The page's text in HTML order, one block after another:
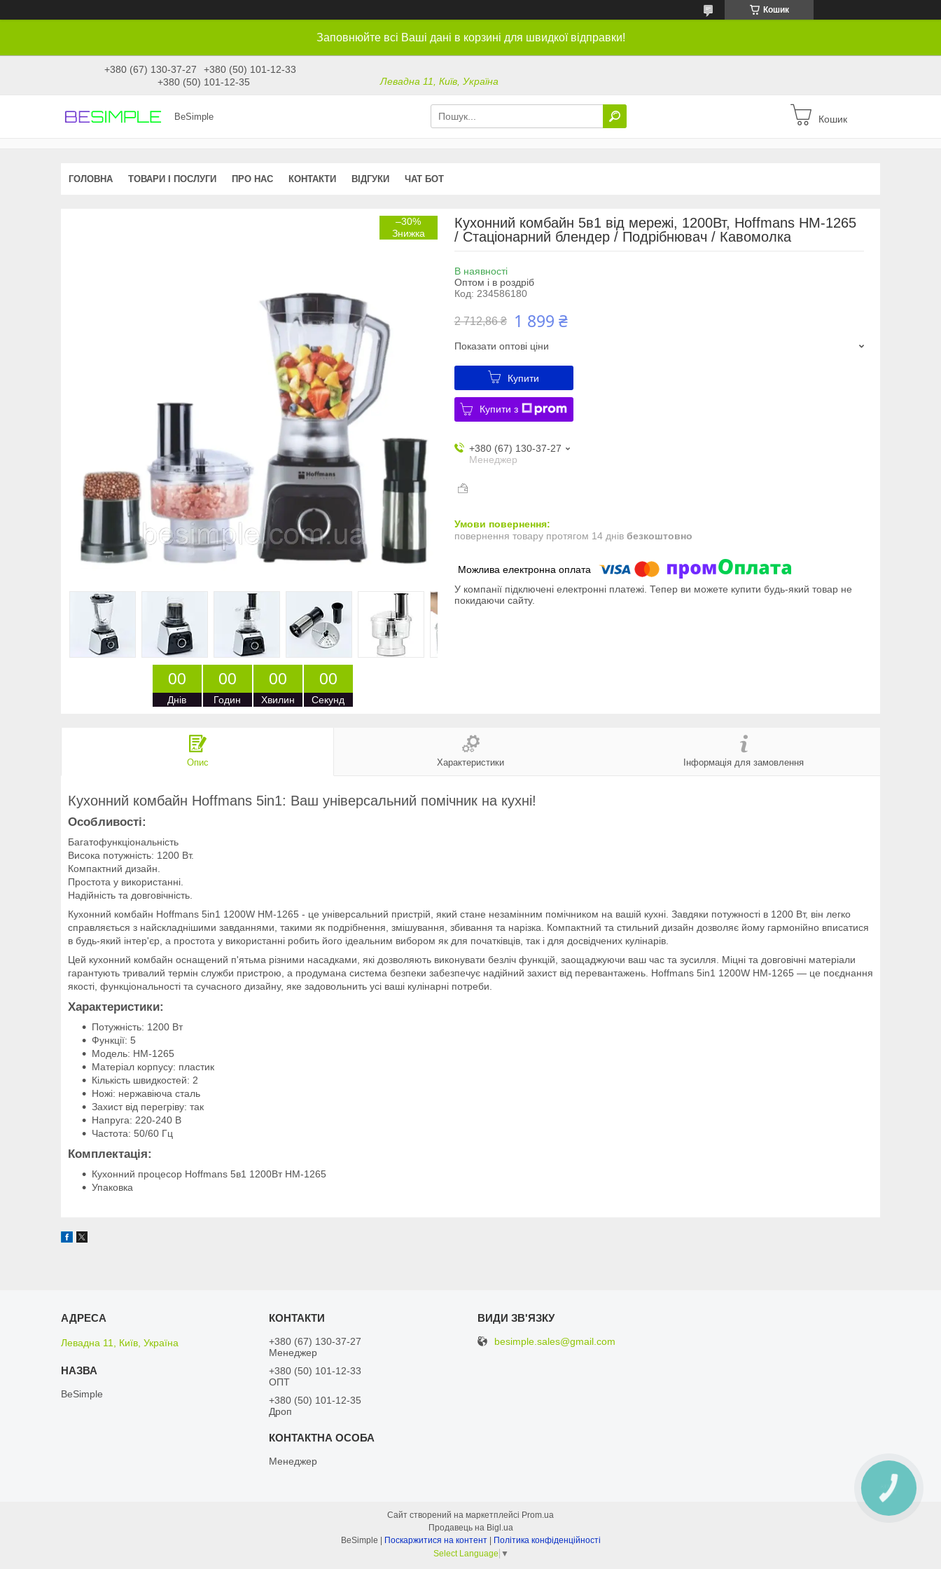
Кошик
Заповнюйте всі Ваші дані в корзині для швидкої відправки!
+380 (67) 130-37-27
+380 (50) 101-12-33
+380 (50) 101-12-35
Левадна 11, Київ, Україна
BeSimple Кошик
ГОЛОВНА ТОВАРИ І ПОСЛУГИ ПРО НАС КОНТАКТИ ВІДГУКИ ЧАТ БОТ
–30%
00
Днів
00
Годин
00
Хвилин
00
Секунд
Кухонний комбайн 5в1 від мережі, 1200Вт, Hoffmans HM-1265
/ Стаціонарний блендер / Подрібнювач / Кавомолка
В наявності
Оптом і в роздріб
Код: 234586180
2 712,86 ₴ 1 899 ₴
Показати оптові ціни
Купити
Купити з
+380 (67) 130-37-27
Менеджер
повернення товару протягом 14 днів безкоштовно
У компанії підключені електронні платежі. Тепер ви можете купити будь-який товар не
покидаючи сайту.
Опис Характеристики Інформація для замовлення
Кухонний комбайн Hoffmans 5in1: Ваш універсальний помічник на кухні!
Особливості:
Багатофункціональність
Висока потужність: 1200 Вт.
Компактний дизайн.
Простота у використанні.
Надійність та довговічність.
Кухонний комбайн Hoffmans 5in1 1200W HM-1265 - це універсальний пристрій, який стане незамінним помічником на вашій кухні. Завдяки потужності в 1200 Вт, він легко
справляється з найскладнішими завданнями, такими як подрібнення, змішування, збивання та нарізка. Компактний та стильний дизайн дозволяє йому гармонійно вписатися
в будь-який інтер'єр, а простота у використанні робить його ідеальним вибором як для початківців, так і для досвідчених кулінарів.
Цей кухонний комбайн оснащений п'ятьма різними насадками, які дозволяють виконувати безліч функцій, заощаджуючи ваш час та зусилля. Міцні та довговічні матеріали
гарантують тривалий термін служби пристрою, а продумана система безпеки забезпечує надійний захист від перевантажень. Hoffmans 5in1 1200W HM-1265 — це поєднання
якості, функціональності та сучасного дизайну, яке задовольнить усі ваші кулінарні потреби.
Характеристики:
Потужність: 1200 Вт
Функції: 5
Модель: HM-1265
Матеріал корпусу: пластик
Кількість швидкостей: 2
Ножі: нержавіюча сталь
Захист від перегріву: так
Напруга: 220-240 В
Частота: 50/60 Гц
Комплектація:
Кухонний процесор Hoffmans 5в1 1200Вт HM-1265
Упаковка
Левадна 11, Київ, Україна
BeSimple
+380 (67) 130-37-27
Менеджер
+380 (50) 101-12-33
ОПТ
+380 (50) 101-12-35
Дроп
Менеджер
besimple.sales@gmail.com
Сайт створений на маркетплейсі Prom.ua
Продавець на Bigl.ua
BeSimple | Поскаржитися на контент | Політика конфіденційності
Select Language ▼
КНОПКА
ЗВ'ЯЗКУ